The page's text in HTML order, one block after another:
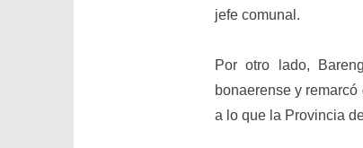
jefe comunal.
Por otro lado,
bonaerense y
a lo que la Provincia